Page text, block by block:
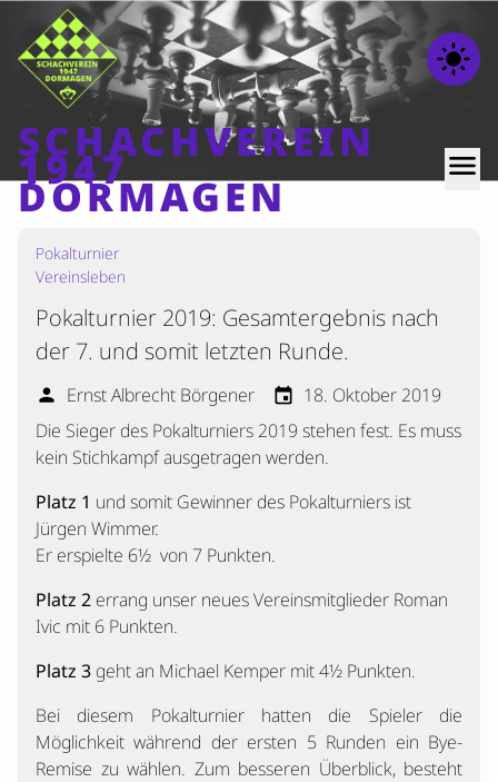
light_mode
SCHACHVEREIN
1947
DORMAGEN
menu
Home
Mannschaften
Verschiedenes
Kontakt
Pokalturnier
Vereinsleben
Pokalturnier 2019: Gesamtergebnis nach
der 7. und somit letzten Runde.
person Ernst Albrecht Börgener event 18. Oktober 2019
Die Sieger des Pokalturniers 2019 stehen fest. Es muss
kein Stichkampf ausgetragen werden.
Platz 1 und somit Gewinner des Pokalturniers ist
Jürgen Wimmer.
Er erspielte 6½ von 7 Punkten.
Platz 2 errang unser neues Vereinsmitglieder Roman
Ivic mit 6 Punkten.
Platz 3 geht an Michael Kemper mit 4½ Punkten.
Bei diesem Pokalturnier hatten die Spieler die
Möglichkeit während der ersten 5 Runden ein Bye-
Remise zu wählen. Zum besseren Überblick, besteht